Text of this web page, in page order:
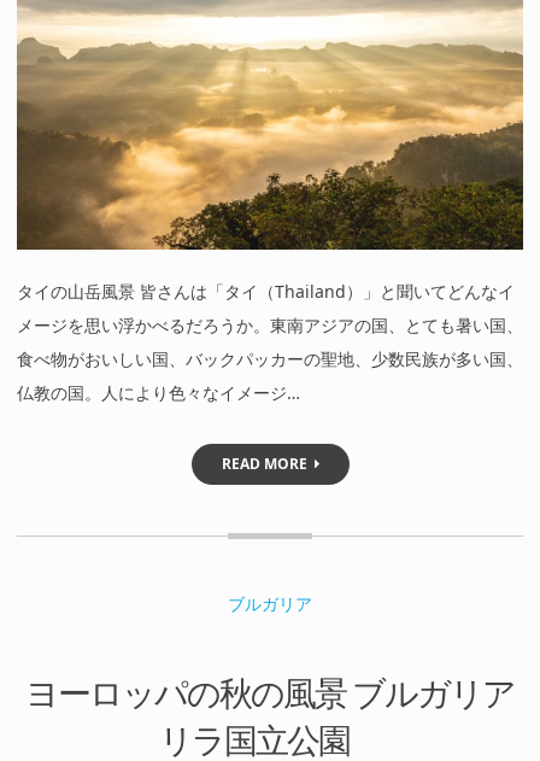
タイの山岳風景 皆さんは「タイ（Thailand）」と聞いてどんなイ
メージを思い浮かべるだろうか。東南アジアの国、とても暑い国、
食べ物がおいしい国、バックパッカーの聖地、少数民族が多い国、
仏教の国。人により色々なイメージ…
READ MORE
ブルガリア
ヨーロッパの秋の風景 ブルガリア
リラ国立公園